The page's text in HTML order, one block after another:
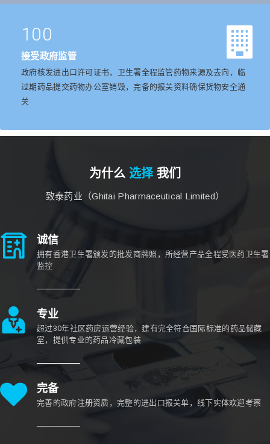
100
接受政府监管
政府核发进出口许可证书，卫生署全程监管药物来源及去向，临
过期药品提交药物办公室销毁，完备的报关资料确保货物安全通
关
为什么 选择我们
致泰药业（Ghitai Pharmaceutical Limited）
诚信
拥有香港卫生署颁发的批发商牌照，所经营产品全程受医药卫生署
监控
专业
超过30年社区药房运营经验，建有完全符合国际标准的药品储藏
室，提供专业的药品冷藏包装
完备
完善的政府注册资质，完整的进出口报关单，线下实体欢迎考察